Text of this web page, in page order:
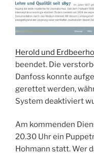
Herold und
beendet. Die
Danfoss konnte
gerettet werden,
System deaktiviert
Am kommenden
20.30 Uhr ein
Hohmann statt. Wer